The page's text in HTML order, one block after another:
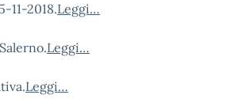
11-2018.Leggi…
Leggi…
Leggi…